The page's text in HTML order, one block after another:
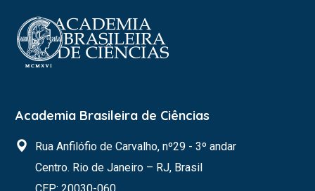
Academia Brasileira de Ciências
Rua Anfilófio de Carvalho, nº29 - 3º andar
Centro. Rio de Janeiro – RJ, Brasil